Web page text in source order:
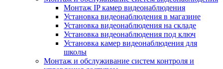
Монтаж IP камер видеонаблюдения
Установка видеонаблюдения в магазине
Установка видеонаблюдения на складе
Установка видеонаблюдения под ключ
Установка камер видеонаблюдения для
школы
Монтаж и обслуживание систем контроля и